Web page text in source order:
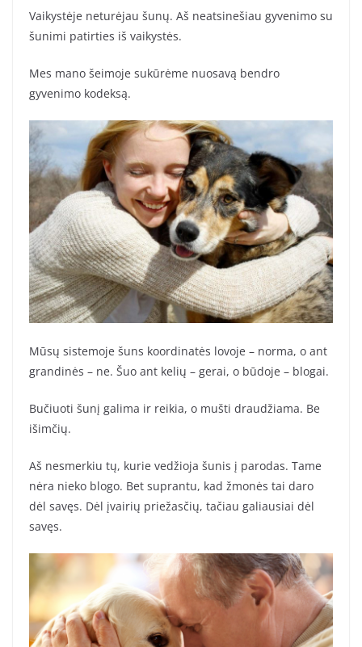
Vaikystėje neturėjau šunų. Aš neatsinešiau gyvenimo su
šunimi patirties iš vaikystės.
Mes mano šeimoje sukūrėme nuosavą bendro
gyvenimo kodeksą.
Mūsų sistemoje šuns koordinatės lovoje – norma, o ant
grandinės – ne. Šuo ant kelių – gerai, o būdoje – blogai.
Bučiuoti šunį galima ir reikia, o mušti draudžiama. Be
išimčių.
Aš nesmerkiu tų, kurie vedžioja šunis į parodas. Tame
nėra nieko blogo. Bet suprantu, kad žmonės tai daro
dėl savęs. Dėl įvairių priežasčių, tačiau galiausiai dėl
savęs.